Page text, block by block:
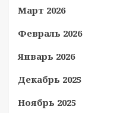
Март 2026
Февраль 2026
Январь 2026
Декабрь 2025
Ноябрь 2025